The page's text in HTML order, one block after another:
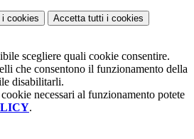
i cookies Accetta tutti i cookies
scegliere quali cookie consentire.
che consentono il funzionamento della
disabilitarli.
necessari al funzionamento potete
.